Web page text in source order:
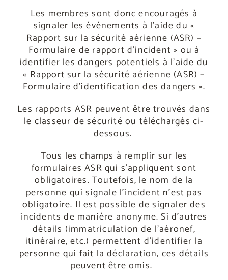
Les membres sont donc encouragés à
signaler les événements à l’aide du «
Rapport sur la sécurité aérienne (ASR) –
Formulaire de rapport d’incident » ou à
identifier les dangers potentiels à l’aide du
« Rapport sur la sécurité aérienne (ASR) –
Formulaire d’identification des dangers ».
Les rapports ASR peuvent être trouvés dans
le classeur de sécurité ou téléchargés ci-
dessous.
Tous les champs à remplir sur les
formulaires ASR qui s’appliquent sont
obligatoires. Toutefois, le nom de la
personne qui signale l’incident n’est pas
obligatoire. Il est possible de signaler des
incidents de manière anonyme. Si d’autres
détails (immatriculation de l’aéronef,
itinéraire, etc.) permettent d’identifier la
personne qui fait la déclaration, ces détails
peuvent être omis.